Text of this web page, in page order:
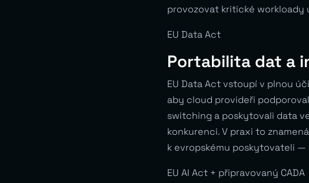
provozovat kritické
EU Data Act
Portabilita dat a
EU Data Act vstoupí v plnou
aby cloud provideři
switching a poskytovali data
konkurenci. V praxi to
k evropskému poskytovateli
EU AI Act + připravovaný CADA